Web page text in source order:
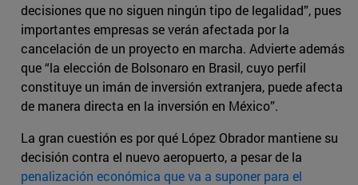
decisiones que no siguen ningún tipo de legalidad”, pues
importantes empresas se verán afectada por la
cancelación de un proyecto en marcha. Advierte además
que “la elección de Bolsonaro en Brasil, cuyo perfil
constituye un imán de inversión extranjera, puede afecta
de manera directa en la inversión en México”.
La gran cuestión es por qué López Obrador mantiene su
decisión contra el nuevo aeropuerto, a pesar de la
penalización económica que va a suponer para el